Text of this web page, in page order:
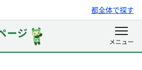
都全体で探す